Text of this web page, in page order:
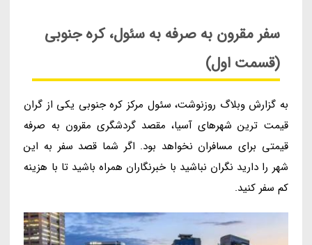
سفر مقرون به صرفه به سئول، کره جنوبی
(قسمت اول)
به گزارش وبلاگ روزنوشت، سئول مرکز کره جنوبی یکی از گران
قیمت ترین شهرهای آسیا، مقصد گردشگری مقرون به صرفه
قیمتی برای مسافران نخواهد بود. اگر شما قصد سفر به این
شهر را دارید نگران نباشید با خبرنگاران همراه باشید تا با هزینه
کم سفر کنید.